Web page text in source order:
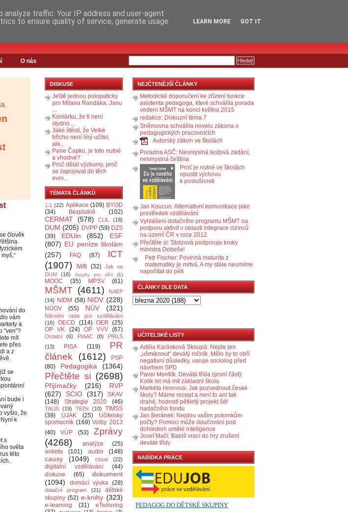
O nás
člověk
do
vám
a
"ven"?
mít
přes
a z
se
bude i
vyšlo, že
k
s
světa
této
DISKUSE
Ještě jednou polopaticky
pro Milana Randáka, Janu
...
Komárku, že ti není
stydno....
Jaké štěstí, že Velké
břicho není líný učitel,
ale...
Pane Čapku, je toto nutné
a vhodné?
Proč dělat výzkumy, proč
se zapojovat do těch
evro...
TÉMATA ČLÁNKŮ
1:1 (22) Aplikace (109) BYOD
(34)
Bezplatně (102)
CERMAT (578) CLIL (18)
DUM (205) DVPP (59) DZS
(39)
EDUin (852)
ESF
(807) EU peníze školám
(257)
FAQ (87)
ICT
(1907)
IWB (32) Jak na
DUM
(16) Jazyky pro děti (1)
MOOC (35) MPSV (61)
MŠMT (4611)
NAEP
(14)
NIDM (58) NIDV (228)
NÚOV (55) NÚV (321)
Národní rada pro vzdělávání
(16)
OECD (114) OER (25)
OP VK
(24) OP VVV (67)
Ostatní (6) PIAAC (8)
PIRLS
(13)
PISA (119)
PR
článek
(1612)
PSP
(80)
Pedagogika (1364)
Přečtěte si (2698)
Přijímačky (216)
RVP
(627)
SCIO (317)
SKAV
(148)
Strategie 2020 (46)
TALIS (19) TEDx (10)
TIMSS
(39)
UJAK (25)
Učitelský
spomocník (169) Volby 2013
(40)
VÚP (53)
Zprávy
(4268)
analýza
(25)
anketa
(101) audio (148)
causy (1049) cloud (22)
digitální vzdělávání
(44)
diskuse
(65)
dokument
(1094)
domácí výuka (28)
dotační program (21)
dětské
skupiny (52) e-knihy (323)
e-learning (31)
eTwinning
NEJČTENĚJŠÍ ČLÁNKY
Metodické doporučení ke zřízení funkce
asistenta pedagoga, které schválila porada
vedení MŠMT na konci května 2015
redakce: Diskuzní téma 7
Sněmovna schválila novelu zákona o
pedagogických pracovnících
Autorský zákon ve školách
Poradna ASČ: Nesmyslná testová zadání,
nesmyslná čeština
Proč je nutné ve školách
opustit výchovu
k poslušnosti
Jan Koucun: Alternativní komunikace jako
prostředek vzdělávání
Vyhlášení dotačního programu MŠMT na
podporu aktivit v oblasti integrace cizinců
na území ČR v roce 2012
Přečtěte si: Stolzová podporuje kroky
ministra Dobeše!
Petr Fischer: Povinná maturita z
matematiky je mrtvá. A my stále neumíme
napočítat do pěti
ČLÁNKY DLE DATA
UČITELSKÉ LISTY
Adéla Karásková Skoupá: Nejde jen
„ušmiknout“ devátý ročník. Mělo by to obří
negativní důsledky, varuje sociolog před
návrhem SPD
Pavel Mentlík: Devátá třída (první část):
Kolik let má mít základní škola
Markéta Hronová: Jak pozvednout české
školy? Máme recept a není to ani tak
drahé, hodnotí pětiletý projekt šéf
nadačního fondu
Jan Beránek: Nejdou vašim potomkům
počty? Pomoci může doučování pod
dohledem umělé inteligence
Josef Mačí: Babiš vrací do hry zrušení
deváté třídy
NABÍDKA PRÁCE
traffic. Your IP address and user-agent
to ensure quality of service, generate usage
LEARN MORE GOT IT